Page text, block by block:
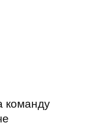
команду